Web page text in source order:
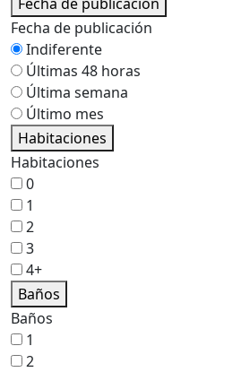
Fecha de publicación
Indiferente
Últimas 48 horas
Última semana
Último mes
Habitaciones
Habitaciones
0
1
2
3
4+
Baños
Baños
1
2